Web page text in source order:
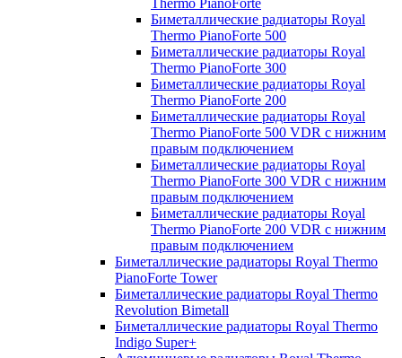
Thermo PianoForte
Биметаллические радиаторы Royal
Thermo PianoForte 500
Биметаллические радиаторы Royal
Thermo PianoForte 300
Биметаллические радиаторы Royal
Thermo PianoForte 200
Биметаллические радиаторы Royal
Thermo PianoForte 500 VDR с нижним
правым подключением
Биметаллические радиаторы Royal
Thermo PianoForte 300 VDR с нижним
правым подключением
Биметаллические радиаторы Royal
Thermo PianoForte 200 VDR с нижним
правым подключением
Биметаллические радиаторы Royal Thermo
PianoForte Tower
Биметаллические радиаторы Royal Thermo
Revolution Bimetall
Биметаллические радиаторы Royal Thermo
Indigo Super+